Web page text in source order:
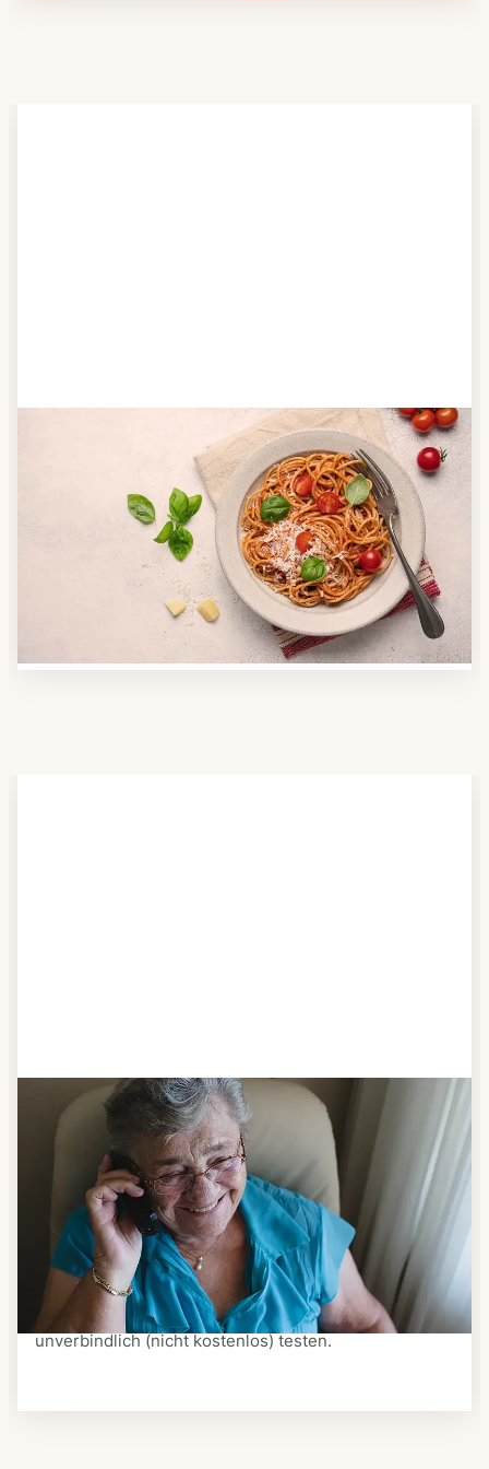
Anbieter finden
Nutzen Sie unsere große Mahlzeiten-Dienst-Suche,
um herauszufinden, welche Anbieter es in Ihrer
Region gibt und welcher am besten zu Ihnen passt.
Verschaffen Sie sich auch einen Überblick über die
Essen auf Rädern-Kosten.
Schritt 3
Bestellen & liefern lassen
Suchen Sie sich aus dem Speiseplan Ihres Anbieters
aus, was Ihnen schmeckt. Bestellen Sie telefonisch,
schriftlich oder im Online-Shop Ihres Anbieters.
Ein Kurier liefert Ihnen das bestellte Essen zum
vereinbarten Zeitpunkt nach Hause. Bei vielen
Anbietern können Sie Essen auf Rädern auch
unverbindlich (nicht kostenlos) testen.